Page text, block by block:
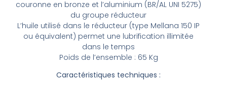
couronne en bronze et l’aluminium (BR/AL UNI 5275)
du groupe réducteur
L’huile utilisé dans le réducteur (type Mellana 150 IP
ou équivalent) permet une lubrification illimitée
dans le temps
Poids de l’ensemble : 65 Kg
Caractéristiques techniques :